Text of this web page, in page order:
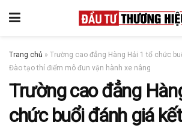
Trang chủ » Trường cao đẳng Hàng Hải 1 tổ chức
Đào tạo thí điểm mô đun vận hành xe nâng
Trường cao đẳng
chức buổi đánh giá